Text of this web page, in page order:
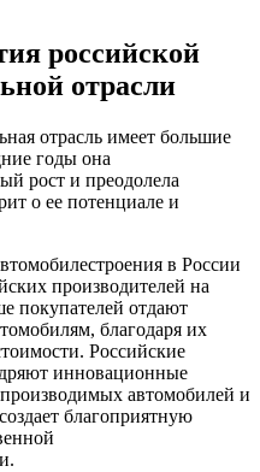
российской
отрасли
отрасль имеет большие
годы она
рост и преодолела
о ее потенциале и
в России
производителей на
покупателей отдают
благодаря их
Российские
инновационные
автомобилей и
благоприятную